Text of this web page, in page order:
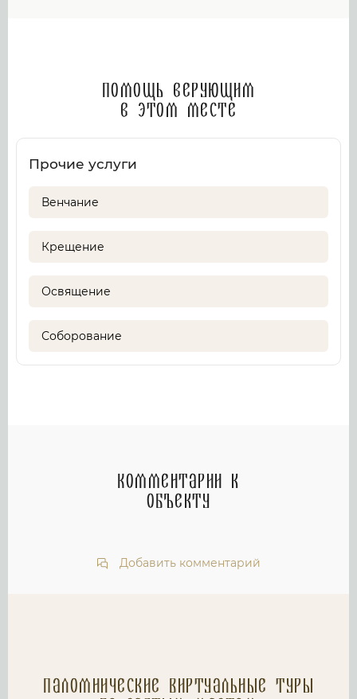
Помощь верующим
в этом месте
Прочие услуги
Венчание
Крещение
Освящение
Соборование
Комментарии к
объекту
Добавить комментарий
Паломнические Виртуальные туры